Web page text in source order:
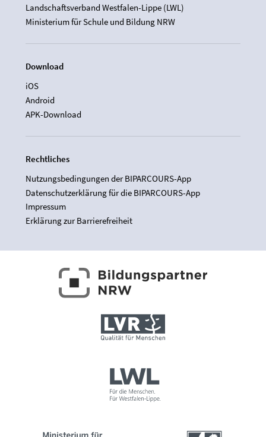
Landschaftsverband Westfalen-Lippe (LWL)
Ministerium für Schule und Bildung NRW
Download
iOS
Android
APK-Download
Rechtliches
Nutzungsbedingungen der BIPARCOURS-App
Datenschutzerklärung für die BIPARCOURS-App
Impressum
Erklärung zur Barrierefreiheit